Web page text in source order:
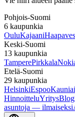
Pohjois-Suomi
6 kaupunkia
OuluKajaani
Keski-Suomi
13 kaupunkia
TamperePirkkala
Etelä-Suomi
29 kaupunkia
HelsinkiEspoo
HinnoitteluYritys
asuntoja — ilmaiseksi